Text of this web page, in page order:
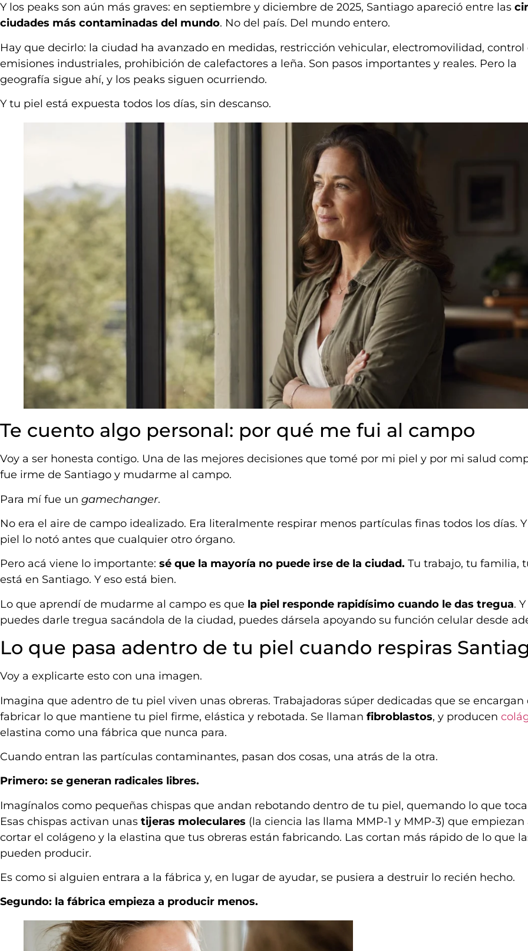
Y los peaks son aún más graves: en septiembre y diciembre de 2025, Santiago apareció entre las
ciudades más contaminadas del mundo. No del país. Del mundo entero.
Hay que decirlo: la ciudad ha avanzado en medidas, restricción vehicular, electromovilidad, control
emisiones industriales, prohibición de calefactores a leña. Son pasos importantes y reales. Pero la
geografía sigue ahí, y los peaks siguen ocurriendo.
Y tu piel está expuesta todos los días, sin descanso.
Te cuento algo personal: por qué me fui al campo
Voy a ser honesta contigo. Una de las mejores decisiones que tomé por mi piel y por mi salud
fue irme de Santiago y mudarme al campo.
Para mí fue un gamechanger.
No era el aire de campo idealizado. Era literalmente respirar menos partículas finas todos los días. Y
piel lo notó antes que cualquier otro órgano.
Pero acá viene lo importante: sé que la mayoría no puede irse de la ciudad. Tu trabajo, tu familia,
está en Santiago. Y eso está bien.
Lo que aprendí de mudarme al campo es que la piel responde rapidísimo cuando le das tregua.
puedes darle tregua sacándola de la ciudad, puedes dársela apoyando su función celular desde
Lo que pasa adentro de tu piel cuando respiras
Voy a explicarte esto con una imagen.
Imagina que adentro de tu piel viven unas obreras. Trabajadoras súper dedicadas que se encargan
fabricar lo que mantiene tu piel firme, elástica y rebotada. Se llaman fibroblastos, y producen
elastina como una fábrica que nunca para.
Cuando entran las partículas contaminantes, pasan dos cosas, una atrás de la otra.
Primero: se generan radicales libres.
Imagínalos como pequeñas chispas que andan rebotando dentro de tu piel, quemando lo que
Esas chispas activan unas tijeras moleculares (la ciencia las llama MMP-1 y MMP-3) que empiezan
cortar el colágeno y la elastina que tus obreras están fabricando. Las cortan más rápido de lo que
pueden producir.
Es como si alguien entrara a la fábrica y, en lugar de ayudar, se pusiera a destruir lo recién hecho.
Segundo: la fábrica empieza a producir menos.